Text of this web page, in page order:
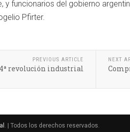
y funcionarios del gobierno
Pfirter.
PREVIOUS ARTICLE
revolución industrial
NEXT
. | Todos los derechos reservados.